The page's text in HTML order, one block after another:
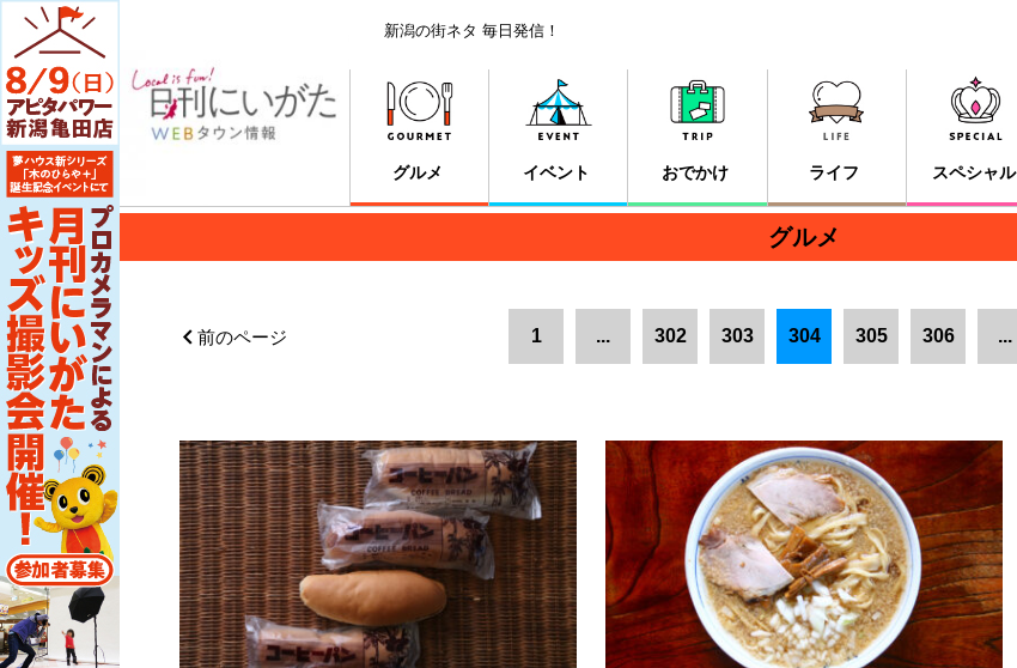
新潟の街ネタ 毎日発信！
グルメ イベント おでかけ ライフ スペシャル
グルメ
前のページ 1 ... 302 303 304 305 306 ...